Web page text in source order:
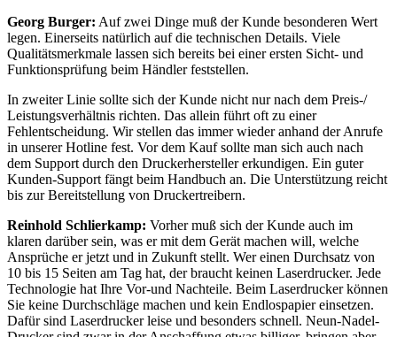
Georg Burger: Auf zwei Dinge muß der Kunde besonderen Wert
legen. Einerseits natürlich auf die technischen Details. Viele
Qualitätsmerkmale lassen sich bereits bei einer ersten Sicht- und
Funktionsprüfung beim Händler feststellen.
In zweiter Linie sollte sich der Kunde nicht nur nach dem Preis-/
Leistungsverhältnis richten. Das allein führt oft zu einer
Fehlentscheidung. Wir stellen das immer wieder anhand der Anrufe
in unserer Hotline fest. Vor dem Kauf sollte man sich auch nach
dem Support durch den Druckerhersteller erkundigen. Ein guter
Kunden-Support fängt beim Handbuch an. Die Unterstützung reicht
bis zur Bereitstellung von Druckertreibern.
Reinhold Schlierkamp: Vorher muß sich der Kunde auch im
klaren darüber sein, was er mit dem Gerät machen will, welche
Ansprüche er jetzt und in Zukunft stellt. Wer einen Durchsatz von
10 bis 15 Seiten am Tag hat, der braucht keinen Laserdrucker. Jede
Technologie hat Ihre Vor-und Nachteile. Beim Laserdrucker können
Sie keine Durchschläge machen und kein Endlospapier einsetzen.
Dafür sind Laserdrucker leise und besonders schnell. Neun-Nadel-